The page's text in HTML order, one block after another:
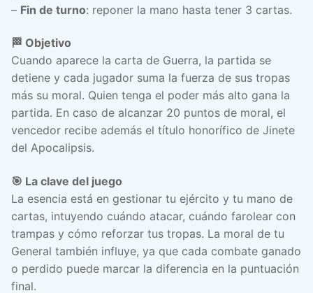
– Fin de turno: reponer la mano hasta tener 3 cartas.
🏁 Objetivo
Cuando aparece la carta de Guerra, la partida se
detiene y cada jugador suma la fuerza de sus tropas
más su moral. Quien tenga el poder más alto gana la
partida. En caso de alcanzar 20 puntos de moral, el
vencedor recibe además el título honorífico de Jinete
del Apocalipsis.
🎯 La clave del juego
La esencia está en gestionar tu ejército y tu mano de
cartas, intuyendo cuándo atacar, cuándo farolear con
trampas y cómo reforzar tus tropas. La moral de tu
General también influye, ya que cada combate ganado
o perdido puede marcar la diferencia en la puntuación
final.